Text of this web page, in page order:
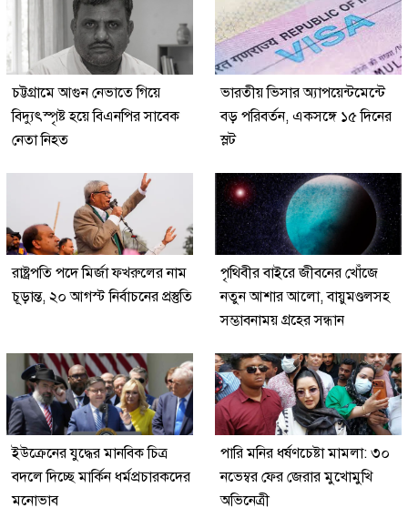
চট্টগ্রামে আগুন নেভাতে গিয়ে
বিদ্যুৎস্পৃষ্ট হয়ে বিএনপির সাবেক
নেতা নিহত
ভারতীয় ভিসার অ্যাপয়েন্টমেন্টে
বড় পরিবর্তন, একসঙ্গে ১৫ দিনের
স্লট
রাষ্ট্রপতি পদে মির্জা ফখরুলের নাম
চূড়ান্ত, ২০ আগস্ট নির্বাচনের প্রস্তুতি
পৃথিবীর বাইরে জীবনের খোঁজে
নতুন আশার আলো, বায়ুমণ্ডলসহ
সম্ভাবনাময় গ্রহের সন্ধান
ইউক্রেনের যুদ্ধের মানবিক চিত্র
বদলে দিচ্ছে মার্কিন ধর্মপ্রচারকদের
মনোভাব
পারি মনির ধর্ষণচেষ্টা মামলা: ৩০
নভেম্বর ফের জেরার মুখোমুখি
অভিনেত্রী